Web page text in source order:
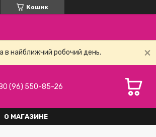
Кошик
в найближчий робочий день.
(96) 550-85-26
О МАГАЗИНЕ